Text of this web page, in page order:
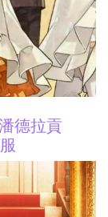
德拉貢